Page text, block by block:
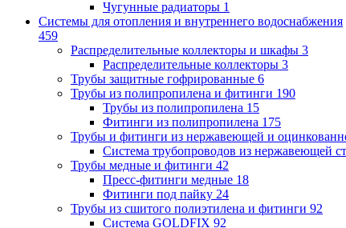
Чугунные радиаторы 1
Системы для отопления и внутреннего водоснабжения
459
Распределительные коллекторы и шкафы 3
Распределительные коллекторы 3
Трубы защитные гофрированные 6
Трубы из полипропилена и фитинги 190
Трубы из полипропилена 15
Фитинги из полипропилена 175
Трубы и фитинги из нержавеющей и
Система трубопроводов из нержавеющей
Трубы медные и фитинги 42
Пресс-фитинги медные 18
Фитинги под пайку 24
Трубы из сшитого полиэтилена и фитинги 92
Система GOLDFIX 92